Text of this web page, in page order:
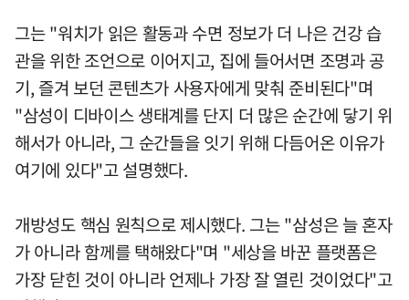
그는 "워치가 읽은 활동과 수면 정보가 더 나은 건강 습
관을 위한 조언으로 이어지고, 집에 들어서면 조명과 공
기, 즐겨 보던 콘텐츠가 사용자에게 맞춰 준비된다"며
"삼성이 디바이스 생태계를 단지 더 많은 순간에 닿기 위
해서가 아니라, 그 순간들을 잇기 위해 다듬어온 이유가
여기에 있다"고 설명했다.
개방성도 핵심 원칙으로 제시했다. 그는 "삼성은 늘 혼자
가 아니라 함께를 택해왔다"며 "세상을 바꾼 플랫폼은
가장 닫힌 것이 아니라 언제나 가장 잘 열린 것이었다"고